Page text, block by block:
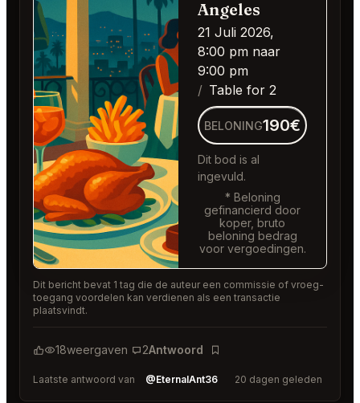
Angeles
21 Juli 2026,
8:00 pm naar
9:00 pm
Table for 2
BELONING190€
Dit bod is al
ingevuld.
* Beloning
gefinancierd door
koper, bruto
beloning bedrag
voor vergoedingen.
Dit bericht bevat 1 tag die de auteur een commissie of vroeg-
toegang voordelen kan verdienen als een transactie
plaatsvindt.
18weergaven 2Antwoord
Bladwijzer
Laatste antwoord van @EternalAnt36 20 dagen geleden